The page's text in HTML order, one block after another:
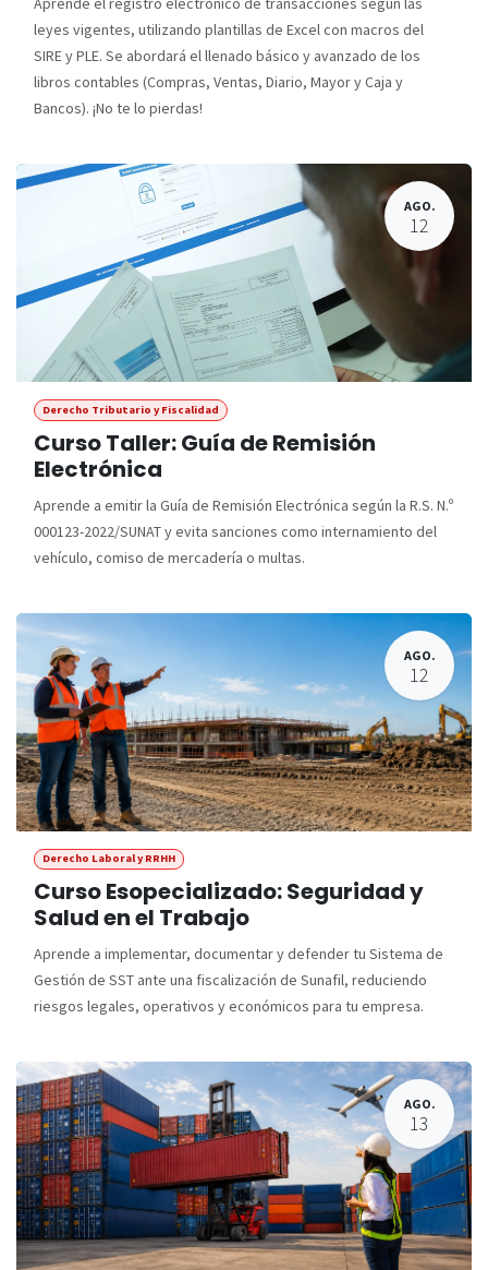
leyes vigentes, utilizando plantillas de Excel con macros del
SIRE y PLE. Se abordará el llenado básico y avanzado de los
libros contables (Compras, Ventas, Diario, Mayor y Caja y
Bancos). ¡No te lo pierdas!
AGO.
12
Derecho Tributario y Fiscalidad
Curso Taller: Guía de Remisión
Electrónica
Aprende a emitir la Guía de Remisión Electrónica según la R.S. N.º
000123-2022/SUNAT y evita sanciones como internamiento del
vehículo, comiso de mercadería o multas.
AGO.
12
Derecho Laboral y RRHH
Curso Esopecializado: Seguridad y
Salud en el Trabajo
Aprende a implementar, documentar y defender tu Sistema de
Gestión de SST ante una fiscalización de Sunafil, reduciendo
riesgos legales, operativos y económicos para tu empresa.
AGO.
13